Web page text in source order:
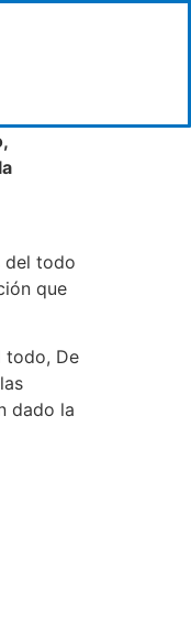
del todo
que
todo, De
dado la